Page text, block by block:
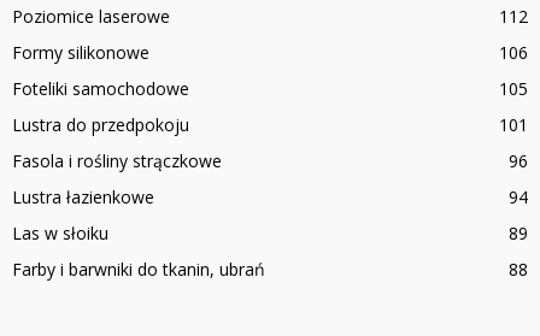
Poziomice laserowe
112
Formy silikonowe
106
Foteliki samochodowe
105
Lustra do przedpokoju
101
Fasola i rośliny strączkowe
96
Lustra łazienkowe
94
Las w słoiku
89
Farby i barwniki do tkanin, ubrań
88